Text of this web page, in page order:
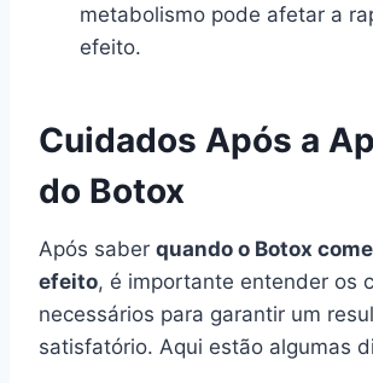
metabolismo pode afetar a
efeito.
Cuidados Após a
do Botox
Após saber quando o Botox
efeito, é importante entender os
necessários para garantir um
satisfatório. Aqui estão algumas